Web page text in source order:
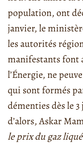
population, ont
janvier, le
les autorités
manifestants font
l’Énergie, ne
qui sont formés
démenties dès le
d’alors, Askar
le prix du gaz